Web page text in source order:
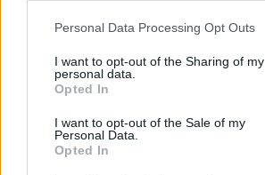
Personal Data Processing Opt Outs
I want to opt-out of the Sharing of my
personal data.
Opted In
I want to opt-out of the Sale of my
Personal Data.
Opted In
Παιδείας
Ναταλία Πετρίτη
05.09.2022